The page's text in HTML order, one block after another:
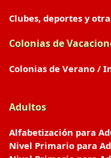
Clubes, deportes y
Colonias de
Colonias de Verano /
Adultos
Alfabetización para
Nivel Primario para